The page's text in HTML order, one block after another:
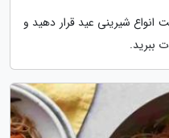
انواع شیرینی عید قرار دهید و
ببرید.